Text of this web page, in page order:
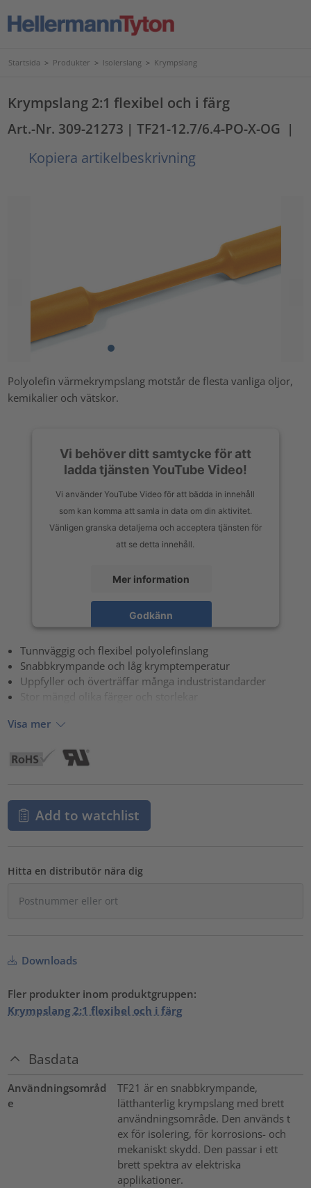
Startsida > Produkter > Isolerslang > Krympslang
Krympslang 2:1 flexibel och i färg
Art.-Nr. 309-21273 | TF21-12.7/6.4-PO-X-OG |
Kopiera artikelbeskrivning
Polyolefin värmekrympslang motstår de flesta vanliga oljor,
kemikalier och vätskor.
Vi behöver ditt samtycke för att
ladda tjänsten YouTube Video!
Vi använder YouTube Video för att bädda in innehåll
som kan komma att samla in data om din aktivitet.
Vänligen granska detaljerna och acceptera tjänsten för
att se detta innehåll.
Mer information
Godkänn
Tunnväggig och flexibel polyolefinslang
Snabbkrympande och låg krymptemperatur
Uppfyller och överträffar många industristandarder
Stor mängd olika färger och storlekar
Visa mer
Add to watchlist
Hitta en distributör nära dig
Downloads
Fler produkter inom produktgruppen:
Krympslang 2:1 flexibel och i färg
Basdata
Användningsområd
e
TF21 är en snabbkrympande,
lätthanterlig krympslang med brett
användningsområde. Den används t
ex för isolering, för korrosions- och
mekaniskt skydd. Den passar i ett
brett spektra av elektriska
applikationer.